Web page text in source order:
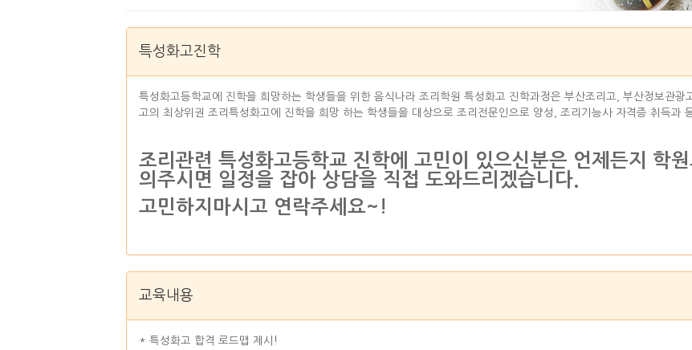
특성화고진학
특성화고등학교에 진학을 희망하는 학생들을 위한 음식나라 조리학원 특성화고 진학과정은 부산조리고, 부산정보관광
고의 최상위권 조리특성화고에 진학을 희망 하는 학생들을 대상으로 조리전문인으로 양성, 조리기능사 자격증 취득과
조리관련 특성화고등학교 진학에 고민이 있으신분은 언제든지
의주시면 일정을 잡아 상담을 직접 도와드리겠습니다.
고민하지마시고 연락주세요~!
교육내용
* 특성화고 합격 로드맵 제시!